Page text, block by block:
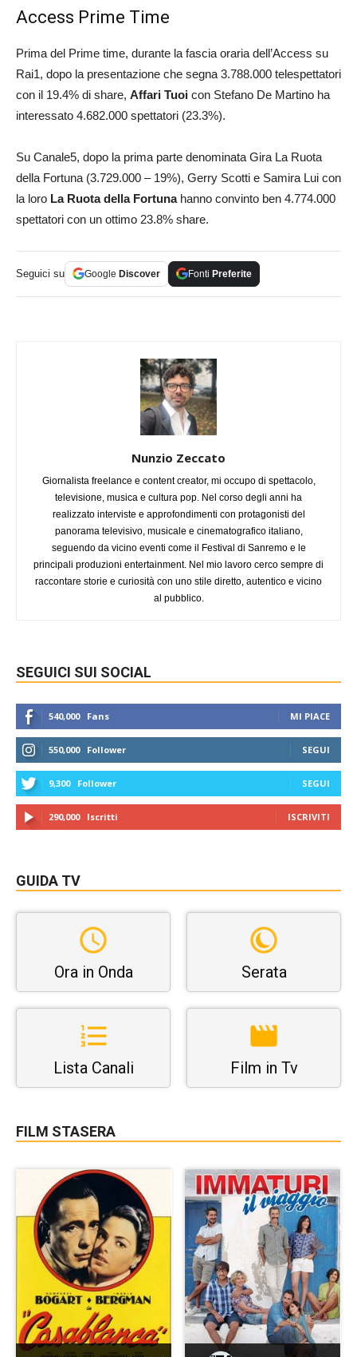
Access Prime Time
Prima del Prime time, durante la fascia oraria dell’Access su
Rai1, dopo la presentazione che segna 3.788.000 telespettatori
con il 19.4% di share, Affari Tuoi con Stefano De Martino ha
interessato 4.682.000 spettatori (23.3%).
Su Canale5, dopo la prima parte denominata Gira La Ruota
della Fortuna (3.729.000 – 19%), Gerry Scotti e Samira Lui con
la loro La Ruota della Fortunahanno convinto ben 4.774.000
spettatori con un ottimo 23.8% share.
Seguici su Google Discover Fonti Preferite
Nunzio Zeccato
Giornalista freelance e content creator, mi occupo di spettacolo,
televisione, musica e cultura pop. Nel corso degli anni ha
realizzato interviste e approfondimenti con protagonisti del
panorama televisivo, musicale e cinematografico italiano,
seguendo da vicino eventi come il Festival di Sanremo e le
principali produzioni entertainment. Nel mio lavoro cerco sempre di
raccontare storie e curiosità con uno stile diretto, autentico e vicino
al pubblico.
SEGUICI SUI SOCIAL
540,000 Fans MI PIACE
550,000 Follower SEGUI
9,300 Follower SEGUI
290,000 Iscritti ISCRIVITI
GUIDA TV
Ora in Onda Serata
Lista Canali Film in Tv
FILM STASERA